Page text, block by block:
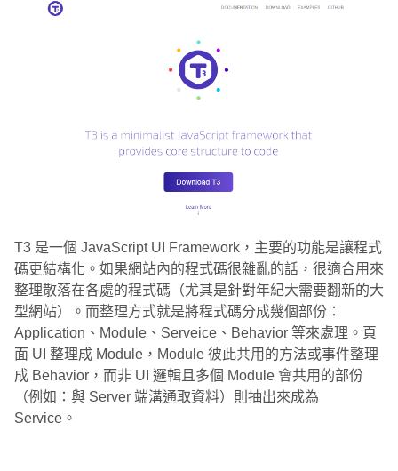
T3 是一個 JavaScript UI Framework，主要的功能是讓程式
碼更結構化。如果網站內的程式碼很雜亂的話，很適合用來
整理散落在各處的程式碼（尤其是針對年紀大需要翻新的大
型網站）。而整理方式就是將程式碼分成幾個部份：
Application、Module、Serveice、Behavior 等來處理。頁
面 UI 整理成 Module，Module 彼此共用的方法或事件整理
成 Behavior，而非 UI 邏輯且多個 Module 會共用的部份
（例如：與 Server 端溝通取資料）則抽出來成為
Service。